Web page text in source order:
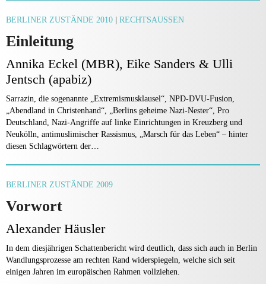
BERLINER ZUSTÄNDE 2010 RECHTSAUSSEN
Einleitung
Annika Eckel (MBR), Eike Sanders & Ulli
Jentsch (apabiz)
Sarrazin, die sogenannte „Extremismusklausel“, NPD-DVU-Fusion,
„Abendland in Christenhand“, „Berlins geheime Nazi-Nester“, Pro
Deutschland, Nazi-Angriffe auf linke Einrichtungen in Kreuzberg und
Neukölln, antimuslimischer Rassismus, „Marsch für das Leben“ – hinter
diesen Schlagwörtern der…
BERLINER ZUSTÄNDE 2009
Vorwort
Alexander Häusler
In dem diesjährigen Schattenbericht wird deutlich, dass sich auch in Berlin
Wandlungsprozesse am rechten Rand widerspiegeln, welche sich seit
einigen Jahren im europäischen Rahmen vollziehen.